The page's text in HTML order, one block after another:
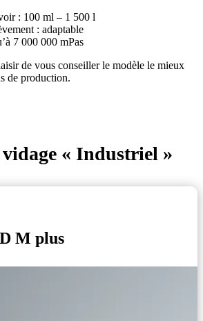
: 100 ml – 1 500 l
: adaptable
7 000 000 mPas
de vous conseiller le modèle le mieux
de production.
vidage « Industriel »
M plus